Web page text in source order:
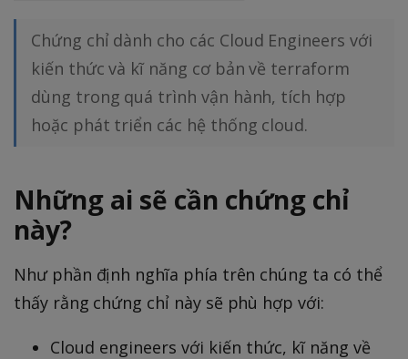
Chứng chỉ dành cho các Cloud Engineers với
kiến thức và kĩ năng cơ bản về terraform
dùng trong quá trình vận hành, tích hợp
hoặc phát triển các hệ thống cloud.
Những ai sẽ cần chứng chỉ
này?
Như phần định nghĩa phía trên chúng ta có thể
thấy rằng chứng chỉ này sẽ phù hợp với:
Cloud engineers với kiến thức, kĩ năng về